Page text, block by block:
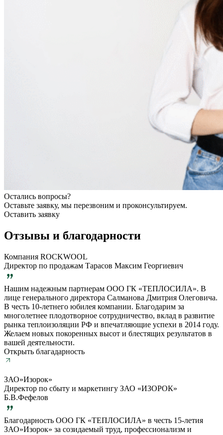
Остались вопросы?
Оставьте заявку, мы перезвоним и проконсультируем.
Оставить заявку
Отзывы и благодарности
Компания ROCKWOOL
Директор по продажам Тарасов Максим Георгиевич
Нашим надежным партнерам ООО ГК «ТЕПЛОСИЛА». В
лице генерального директора Салманова Дмитрия Олеговича.
В честь 10-летнего юбилея компании. Благодарим за
многолетнее плодотворное сотрудничество, вклад в развитие
рынка теплоизоляции РФ и впечатляющие успехи в 2014 году.
Желаем новых покоренных высот и блестящих результатов в
вашей деятельности.
Открыть благадарность
ЗАО»Изорок»
Директор по сбыту и маркетингу ЗАО «ИЗОРОК»
Б.В.Фефелов
Благодарность ООО ГК «ТЕПЛОСИЛА» в честь 15-летия
ЗАО»Изорок» за созидаемый труд, профессионализм и